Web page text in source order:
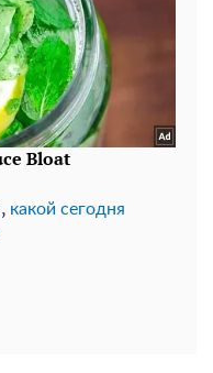
, какой сегодня